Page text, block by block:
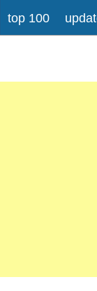
top 100
Meer
worden